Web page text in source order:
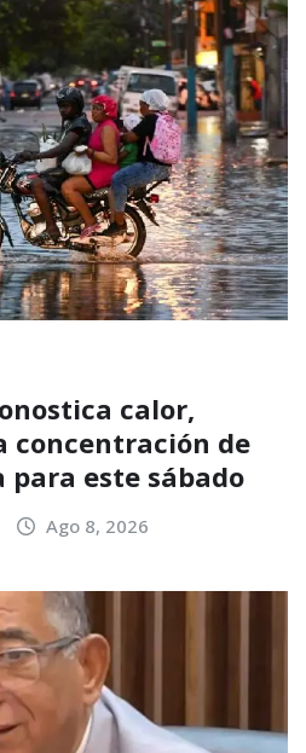
calor,
concentración de
para este sábado
Ago 8, 2026